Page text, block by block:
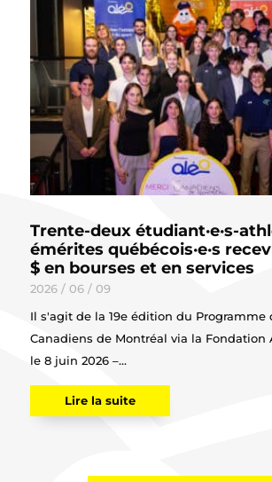
Trente-deux étudiant·e·s-
émérites québécois·e·s
$ en bourses et en services
2026 / 06 / 09
Il s'agit de la 19e édition du Programme
Canadiens de Montréal via la Fondation
le 8 juin 2026 –...
Lire la suite